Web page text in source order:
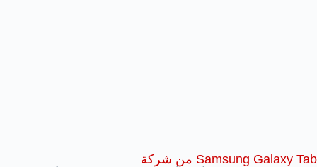
Samsung Galaxy Tab من شركة